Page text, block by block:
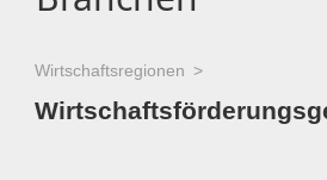
Wirtschaftsregionen